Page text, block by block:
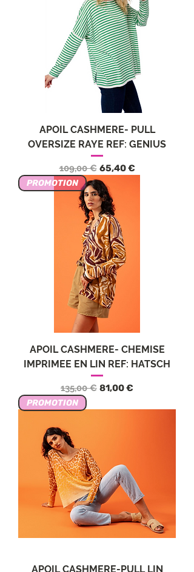
APOIL CASHMERE- PULL
OVERSIZE RAYE REF: GENIUS
Precio
109,00 € Precio de oferta
65,40 €
PROMOTION
APOIL CASHMERE- CHEMISE
IMPRIMEE EN LIN REF: HATSCH
Precio
135,00 € Precio de oferta
81,00 €
PROMOTION
APOIL CASHMERE-PULL LIN